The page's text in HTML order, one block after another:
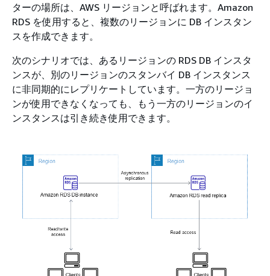
ターの場所は、AWS リージョンと呼ばれます。Amazon
RDS を使用すると、複数のリージョンに DB インスタン
スを作成できます。
次のシナリオでは、あるリージョンの RDS DB インスタ
ンスが、別のリージョンのスタンバイ DB インスタンス
に非同期的にレプリケートしています。一方のリージョ
ンが使用できなくなっても、もう一方のリージョンのイ
ンスタンスは引き続き使用できます。